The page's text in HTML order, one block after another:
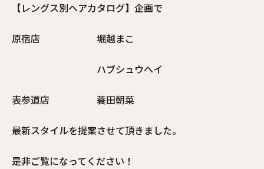
【レングス別ヘアカタログ】企画で
原宿店 堀越まこ
ハブシュウヘイ
表参道店 蓑田朝菜
最新スタイルを提案させて頂きました。
是非ご覧になってください！